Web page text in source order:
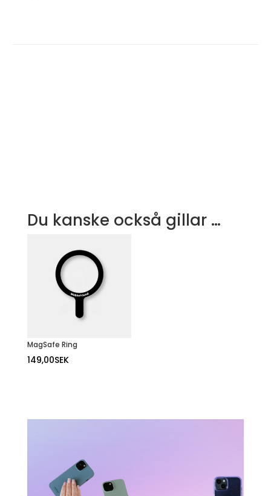
Du kanske också gillar …
MagSafe Ring
149,00SEK